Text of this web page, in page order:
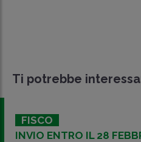
Ti potrebbe
FISCO
INVIO ENTRO IL 28